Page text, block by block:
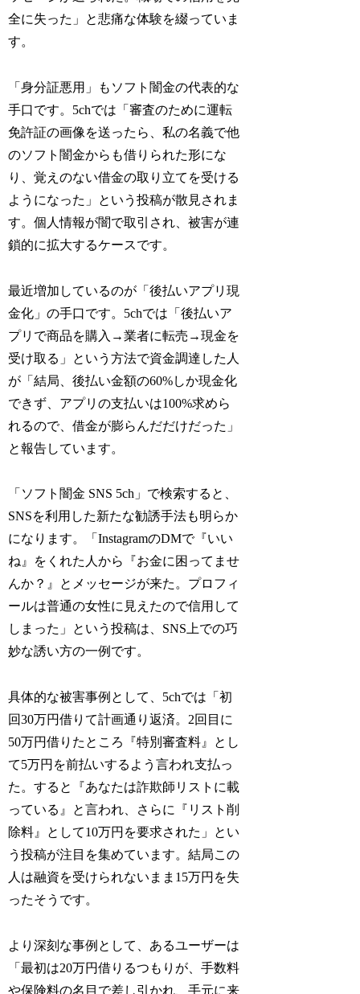
全に失った」と悲痛な体験を綴っていま
す。
「身分証悪用」もソフト闇金の代表的な
手口です。5chでは「審査のために運転
免許証の画像を送ったら、私の名義で他
のソフト闇金からも借りられた形にな
り、覚えのない借金の取り立てを受ける
ようになった」という投稿が散見されま
す。個人情報が闇で取引され、被害が連
鎖的に拡大するケースです。
最近増加しているのが「後払いアプリ現
金化」の手口です。5chでは「後払いア
プリで商品を購入→業者に転売→現金を
受け取る」という方法で資金調達した人
が「結局、後払い金額の60%しか現金化
できず、アプリの支払いは100%求めら
れるので、借金が膨らんだだけだった」
と報告しています。
「ソフト闇金 SNS 5ch」で検索すると、
SNSを利用した新たな勧誘手法も明らか
になります。「InstagramのDMで『いい
ね』をくれた人から『お金に困ってませ
んか？』とメッセージが来た。プロフィ
ールは普通の女性に見えたので信用して
しまった」という投稿は、SNS上での巧
妙な誘い方の一例です。
具体的な被害事例として、5chでは「初
回30万円借りて計画通り返済。2回目に
50万円借りたところ『特別審査料』とし
て5万円を前払いするよう言われ支払っ
た。すると『あなたは詐欺師リストに載
っている』と言われ、さらに『リスト削
除料』として10万円を要求された」とい
う投稿が注目を集めています。結局この
人は融資を受けられないまま15万円を失
ったそうです。
より深刻な事例として、あるユーザーは
「最初は20万円借りるつもりが、手数料
や保険料の名目で差し引かれ、手元に来